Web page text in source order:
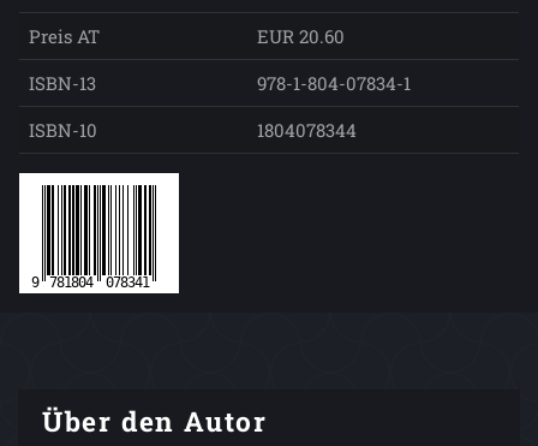
Preis AT
EUR 20.60
ISBN-13
978-1-804-07834-1
ISBN-10
1804078344
Über den Autor